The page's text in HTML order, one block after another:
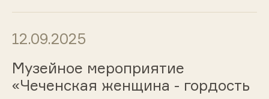
12.09.2025
Музейное мероприятие
«Чеченская женщина - гордость